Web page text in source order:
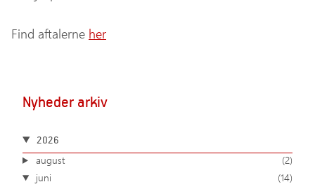
Find aftalerne her
Nyheder arkiv
2026
august
(2)
juni
(14)